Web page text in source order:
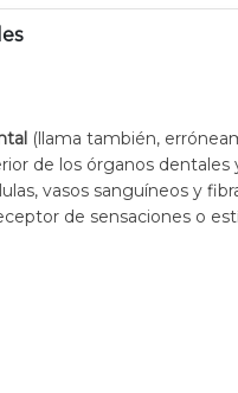
(llama también,
de los órganos dentales
vasos sanguíneos y
de sensaciones o